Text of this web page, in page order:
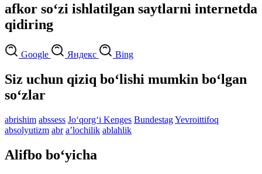
afkor so‘zi ishlatilgan saytlarni internetda
qidiring
Google Яндекс Bing
Siz uchun qiziq bo‘lishi mumkin bo‘lgan
so‘zlar
abrishim abssess Jo‘qorg‘i Kenges BundestagYevroittifoq
absolyutizm abr aʼlochilik ablahlik
Alifbo bo‘yicha